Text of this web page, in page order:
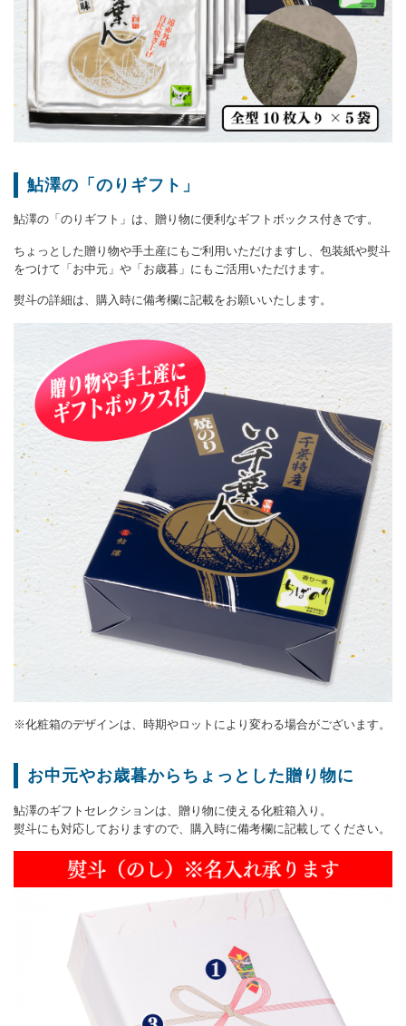
鮎澤の「のりギフト」
鮎澤の「のりギフト」は、贈り物に便利なギフトボックス付きです。
ちょっとした贈り物や手土産にもご利用いただけますし、包装紙や熨斗
をつけて「お中元」や「お歳暮」にもご活用いただけます。
熨斗の詳細は、購入時に備考欄に記載をお願いいたします。
※化粧箱のデザインは、時期やロットにより変わる場合がございます。
お中元やお歳暮からちょっとした贈り物に
鮎澤のギフトセレクションは、贈り物に使える化粧箱入り。
熨斗にも対応しておりますので、購入時に備考欄に記載してください。